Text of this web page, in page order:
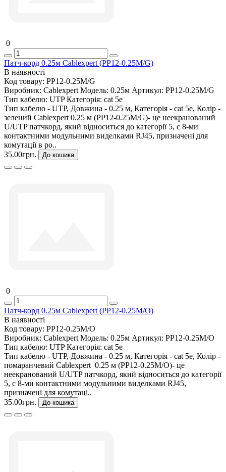
0
Патч-корд 0.25м Cablexpert (PP12-0.25M/G)
В наявності
Код товару: PP12-0.25M/G
Виробник: Cablexpert Модель: 0.25м Артикул: PP12-0.25M/G
Тип кабелю: UTP Категорія: cat 5e
Тип кабелю - UTP, Довжина - 0.25 м, Категорія - cat 5e, Колір -
зелений Cablexpert 0.25 м (PP12-0.25M/G)- це неекранований
U/UTP патчкорд, який відноситься до категорії 5, c 8-ми
контактними модульними виделками RJ45, призначені для
комутації в ро..
35.00грн.
До кошика
0
Патч-корд 0.25м Cablexpert (PP12-0.25M/O)
В наявності
Код товару: PP12-0.25M/O
Виробник: Cablexpert Модель: 0.25м Артикул: PP12-0.25M/O
Тип кабелю: UTP Категорія: cat 5e
Тип кабелю - UTP, Довжина - 0.25 м, Категорія - cat 5e, Колір -
помаранчевий Cablexpert 0.25 м (PP12-0.25M/O)- це
неекранований U/UTP патчкорд, який відноситься до категорії
5, c 8-ми контактними модульними виделками RJ45,
призначені для комутаці..
35.00грн.
До кошика